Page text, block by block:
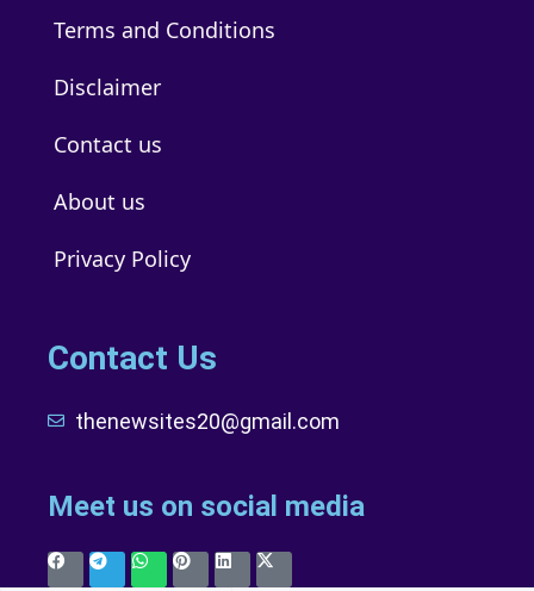
Terms and Conditions
Disclaimer
Contact us
About us
Privacy Policy
Contact Us
thenewsites20@gmail.com
Meet us on social media